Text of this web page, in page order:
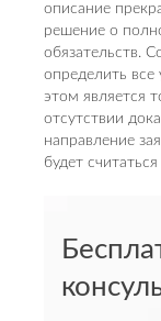
описание
решение о
обязательств.
определить
этом является
отсутствии
направление
будет